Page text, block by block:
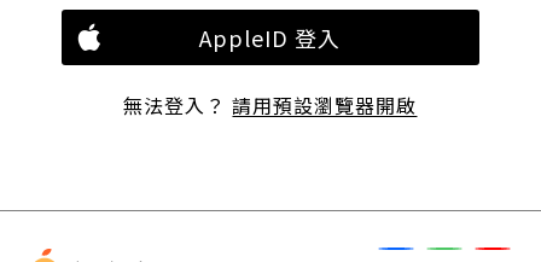
AppleID 登入
無法登入？請用預設瀏覽器開啟